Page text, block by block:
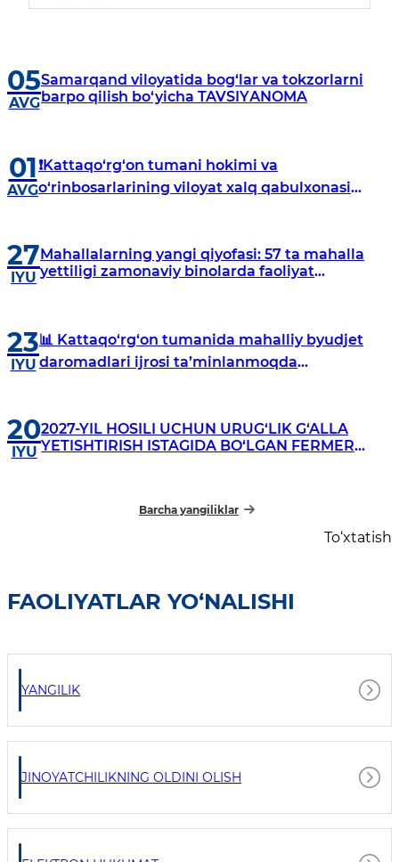
05
AVG
Samarqand viloyatida bog‘lar va tokzorlarni
barpo qilish bo‘yicha TAVSIYАNOMA
01
AVG
❗️Kattaqo‘rg‘on tumani hokimi va
o‘rinbosarlarining viloyat xalq qabulxonasi
27
IYU
Mahallalarning yangi qiyofasi: 57 ta mahalla
yettiligi zamonaviy binolarda faoliyat
23
IYU
📊 Kattaqo‘rg‘on tumanida mahalliy byudjet
daromadlari ijrosi ta’minlanmoqda
aniqlash hamda yashirin iqtisodiyotni
qisqartirish
20
IYU
2027-YIL HOSILI UCHUN URUG‘LIK G‘ALLA
YETISHTIRISH ISTAGIDA BO‘LGAN FERMER
Barcha yangiliklar
To‘xtatish
FAOLIYATLAR YO‘NALISHI
YANGILIK
JINOYATCHILIKNING OLDINI OLISH